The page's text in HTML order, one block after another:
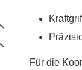
Für die